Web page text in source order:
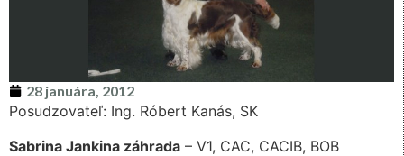
28 januára, 2012
Posudzovateľ: Ing. Róbert Kanás, SK
Sabrina Jankina záhrada – V1, CAC, CACIB, BOB